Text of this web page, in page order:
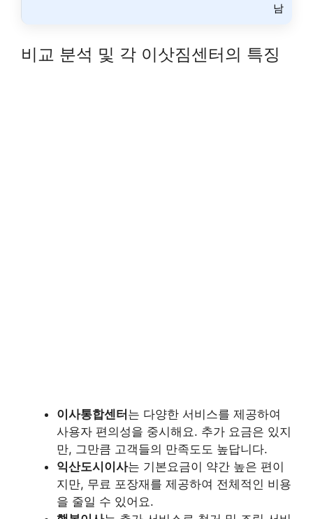
남
비교 분석 및 각 이삿짐센터의 특징
이사통합센터 는 다양한 서비스를 제공하여
사용자 편의성을 중시해요. 추가 요금은 있지
만, 그만큼 고객들의 만족도도 높답니다.
익산도시이사는 기본요금이 약간 높은 편이
지만, 무료 포장재를 제공하여 전체적인 비용
을 줄일 수 있어요.